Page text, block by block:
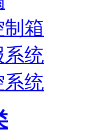
箱
系统
系统